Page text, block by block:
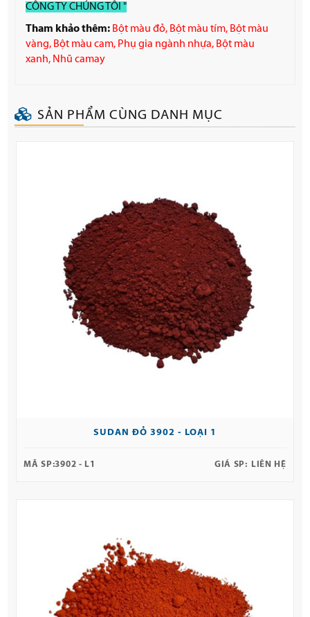
CÔNG TY CHÚNG TÔI "
Tham khảo thêm: Bột màu đỏ, Bột màu tím, Bột màu
vàng, Bột màu cam, Phụ gia ngành nhựa, Bột màu
xanh, Nhũ camay
SẢN PHẨM CÙNG DANH MỤC
SUDAN ĐỎ 3902 - LOẠI 1
MÃ SP:3902 - L1 GIÁ SP: LIÊN HỆ